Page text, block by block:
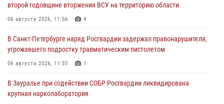
второй годовщине вторжения ВСУ на территорию области
06 августа 2026, 11:56 4
В Санкт-Петербурге наряд Росгвардии задержал правонарушителя,
угрожавшего подростку травматическим пистолетом
06 августа 2026, 11:33 1
В Зауралье при содействии СОБР Росгвардии ликвидирована
крупная нарколаборатория